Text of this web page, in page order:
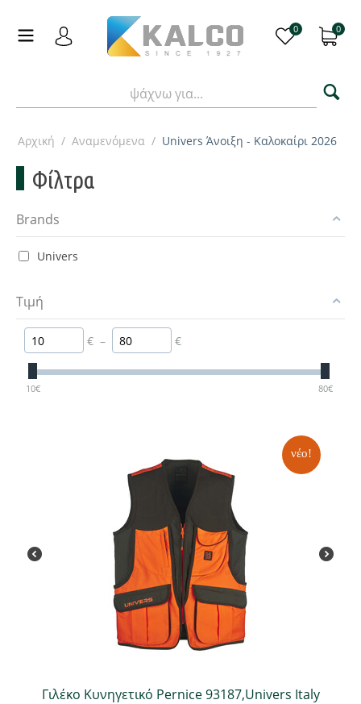
0 0
Αρχική / Αναμενόμενα / Univers Άνοιξη - Καλοκαίρι 2026
Φίλτρα
Brands
Univers
Τιμή
€ – €
10€ 80€
νέο!
Γιλέκο Κυνηγετικό Pernice 93187,Univers Italy